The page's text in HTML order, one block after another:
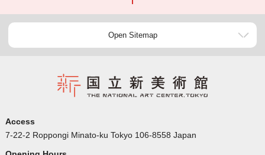
Open Sitemap
Access
7-22-2 Roppongi Minato-ku Tokyo 106-8558 Japan